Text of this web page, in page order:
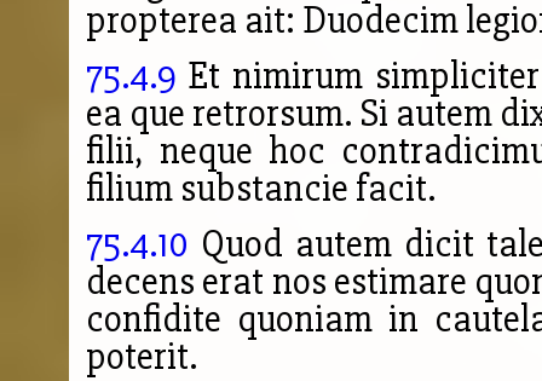
propterea ait: Duodecim
75.4.9 Et nimirum
ea que retrorsum. Si autem
filii, neque hoc
filium substancie facit.
75.4.10 Quod autem dicit
decens erat nos estimare
confidite quoniam in
poterit.